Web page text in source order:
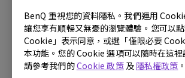
BenQ 重視您的資料隱私。我們運用
讓您享有順暢又無憂的瀏覽體驗。您可以
Cookie」表示同意，或選「僅限必要
本功能。您的 Cookie 選項可以隨時在這
請參考我們的Cookie 政策及 隱私權政策 。
OS Version:Windows 10/11
版本:V1.5.5.0
更新:2026/08/04
檔案大小:126.36 MB